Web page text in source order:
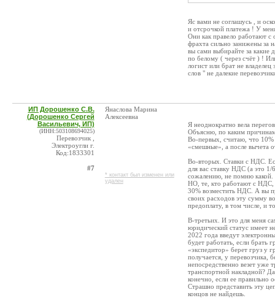
Яс вами не соглашусь , и
и отсрочкой платежа ! У
Они как правело работают с
фрахта сильно занижены за
вы сами выбирайте за какие
по белому ( через счёт ) !
логист или брат не
слов " не далекие
ИП Дорошенко С.В.
(Дорошенко Сергей
Васильевич, ИП)
(ИНН:503108694025)
Перевозчик ,
Электроугли г.
Код:1833301
#7
Янаслова Марина
Алексеевна
* контакт был изменен или
удален
Я неоднократно вела
Объясню, по каким
Во-первых, считаю, что 10%
«смешные», а после вычета
Во-вторых. Ставки с НДС.
для вас ставку НДС (а это
сожалению, не помню какой.
НО, те, кто работают с НДС,
30% возместить НДС. А вы
своих расходов эту сумму
предоплату, в том числе, и
В-третьих. И это для меня
юридический статус имеет
2022 года введут
будет работать, если брать
«экспедитор» берет груз у
получается, у перевозчика,
непосредственно везет уже
транспортной накладной?
конечно, если ее правильно
Страшно представить эту
концов не найдешь.